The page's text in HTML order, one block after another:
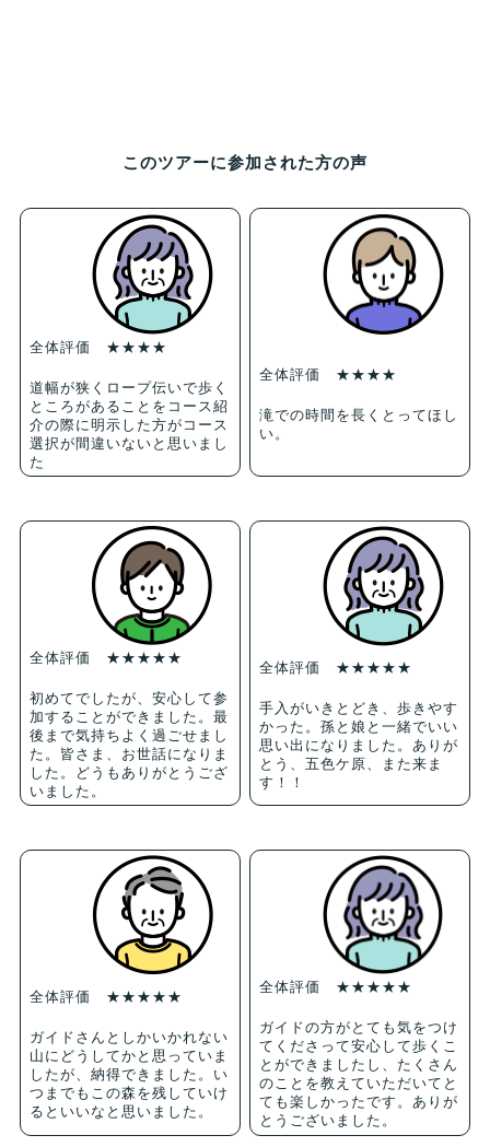
このツアーに参加された方の声
全体評価 ★★★★
道幅が狭くロープ伝いで歩く
ところがあることをコース紹
介の際に明示した方がコース
選択が間違いないと思いまし
た
全体評価 ★★★★
滝での時間を長くとってほし
い。
全体評価 ★★★★★
初めてでしたが、安心して参
加することができました。最
後まで気持ちよく過ごせまし
た。皆さま、お世話になりま
した。どうもありがとうござ
いました。
全体評価 ★★★★★
手入がいきとどき、歩きやす
かった。孫と娘と一緒でいい
思い出になりました。ありが
とう、五色ケ原、また来ま
す！！
全体評価 ★★★★★
ガイドさんとしかいかれない
山にどうしてかと思っていま
したが、納得できました。い
つまでもこの森を残していけ
るといいなと思いました。
全体評価 ★★★★★
ガイドの方がとても気をつけ
てくださって安心して歩くこ
とができましたし、たくさん
のことを教えていただいてと
ても楽しかったです。ありが
とうございました。